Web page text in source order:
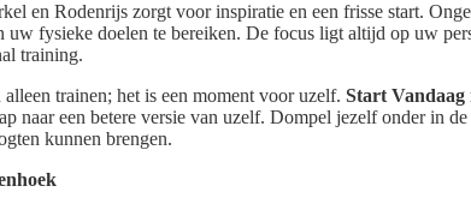
en Rodenrijs zorgt voor inspiratie en een frisse start.
uw fysieke doelen te bereiken. De focus ligt altijd op uw
training.
trainen; het is een moment voor uzelf. Start Vandaag
naar een betere versie van uzelf. Dompel jezelf onder in
kunnen brengen.